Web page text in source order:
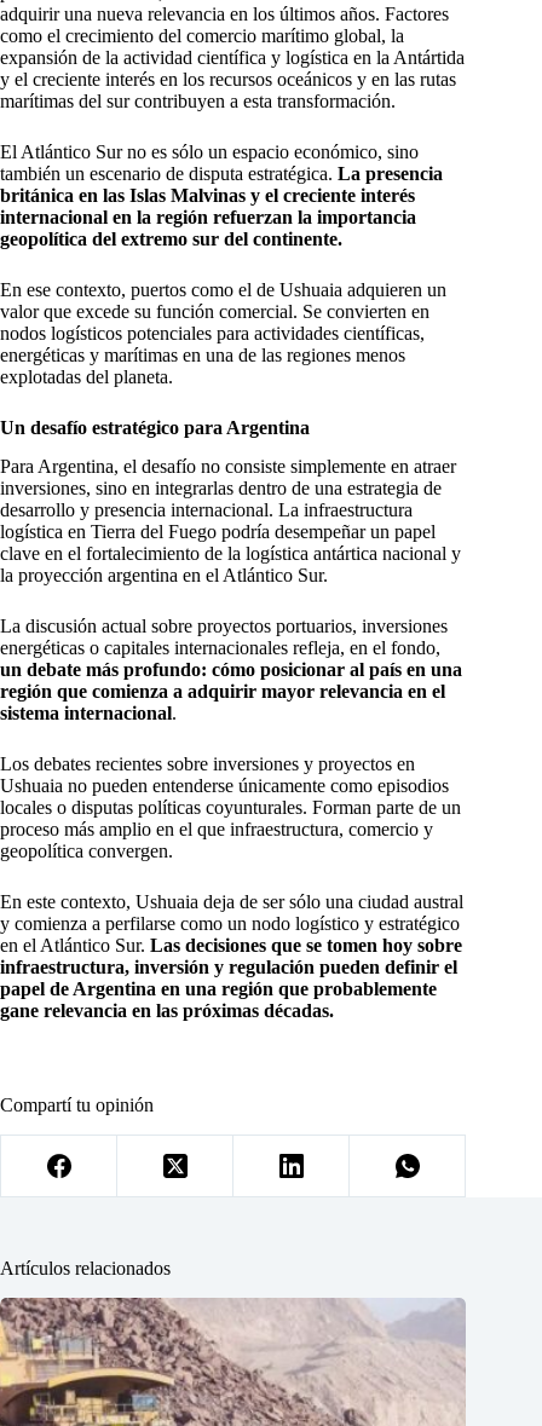
adquirir una nueva relevancia en los últimos años. Factores
como el crecimiento del comercio marítimo global, la
expansión de la actividad científica y logística en la Antártida
y el creciente interés en los recursos oceánicos y en las rutas
marítimas del sur contribuyen a esta transformación.
El Atlántico Sur no es sólo un espacio económico, sino
también un escenario de disputa estratégica. La presencia
británica en las Islas Malvinas y el creciente interés
internacional en la región refuerzan la importancia
geopolítica del extremo sur del continente.
En ese contexto, puertos como el de Ushuaia adquieren un
valor que excede su función comercial. Se convierten en
nodos logísticos potenciales para actividades científicas,
energéticas y marítimas en una de las regiones menos
explotadas del planeta.
Un desafío estratégico para Argentina
Para Argentina, el desafío no consiste simplemente en atraer
inversiones, sino en integrarlas dentro de una estrategia de
desarrollo y presencia internacional. La infraestructura
logística en Tierra del Fuego podría desempeñar un papel
clave en el fortalecimiento de la logística antártica nacional y
la proyección argentina en el Atlántico Sur.
La discusión actual sobre proyectos portuarios, inversiones
energéticas o capitales internacionales refleja, en el fondo,
un debate más profundo: cómo posicionar al país en una
región que comienza a adquirir mayor relevancia en el
sistema internacional.
Los debates recientes sobre inversiones y proyectos en
Ushuaia no pueden entenderse únicamente como episodios
locales o disputas políticas coyunturales. Forman parte de un
proceso más amplio en el que infraestructura, comercio y
geopolítica convergen.
En este contexto, Ushuaia deja de ser sólo una ciudad austral
y comienza a perfilarse como un nodo logístico y estratégico
en el Atlántico Sur. Las decisiones que se tomen hoy sobre
infraestructura, inversión y regulación pueden definir el
papel de Argentina en una región que probablemente
gane relevancia en las próximas décadas.
Compartí tu opinión
Artículos relacionados